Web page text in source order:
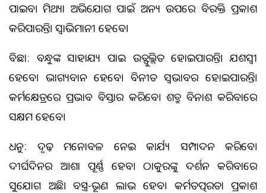
ପାଇବ। ମିଥ୍ୟା ଅଭିଯୋଗ ପାଇଁ ଅନ୍ୟ ଉପରେ ବିରକ୍ତି ପ୍ରକାଶ
କରିପାରନ୍ତି। ସ୍ୱାଭିମାନୀ ହେବେ।
ବିଛା: ବନ୍ଧୁଙ୍କ ସାହାଯ୍ୟ ପାଇ ଉତ୍ଫୁଲ୍ଲିତ ହୋଇପାରନ୍ତି। ଯଶସ୍ୱୀ
ହେବେ। ଭାଗ୍ୟବାନ ହେବେ। ବିନୀତ ସ୍ୱଭାବର ହୋଇପାରନ୍ତି।
କର୍ମକ୍ଷେତ୍ରରେ ପ୍ରଭାବ ବିସ୍ତାର କରିବେ। ଶତ୍ରୁ ବିନାଶ କରିବାରେ
ସକ୍ଷମ ହେବେ।
ଧନୁ: ଦୃଢ଼ ମନୋବଳ ନେଇ କାର୍ଯ୍ୟ ସମ୍ପାଦନ କରିବେ।
ଦୀର୍ଘଦିନର ଆଶା ପୂର୍ଣ୍ଣ ହେବ। ଠାକୁରଙ୍କୁ ଦର୍ଶନ କରିବାରେ
ସୁଯୋଗ ଅଛି। ବସ୍ତ୍ର-ଭୂଷଣ ଲାଭ ହେବ। କର୍ମତତ୍ପରତା ପ୍ରକାଶ